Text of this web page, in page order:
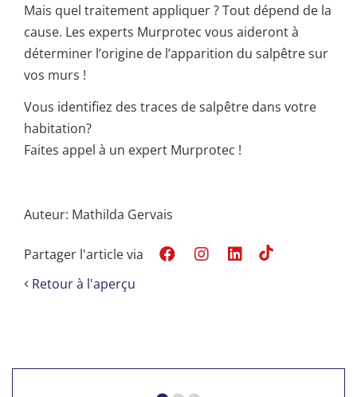
Mais quel traitement appliquer ? Tout dépend de la
cause. Les experts Murprotec vous aideront à
déterminer l’origine de l’apparition du salpêtre sur
vos murs !
Vous identifiez des traces de salpêtre dans votre
habitation?
Faites appel à un expert Murprotec !
Auteur: Mathilda Gervais
Partager l'article via
Retour à l'aperçu